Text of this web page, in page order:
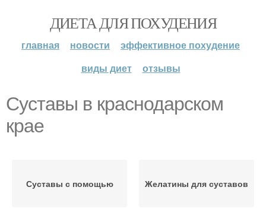
ДИЕТА ДЛЯ ПОХУДЕНИЯ
главная новости
эффективное похудение
виды диет
отзывы
Суставы в краснодарском
крае
Суставы с помощью Желатины для суставов